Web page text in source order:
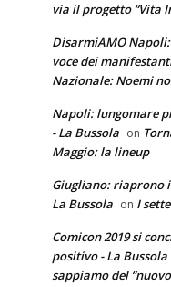
via il progetto “Vita
DisarmiAMO
voce dei
Nazionale: Noemi
Napoli: lungomare
- La Bussola on
Maggio: la lineup
Giugliano: riaprono i
La Bussola on I
Comicon 2019 si
positivo - La Bussola
sappiamo del